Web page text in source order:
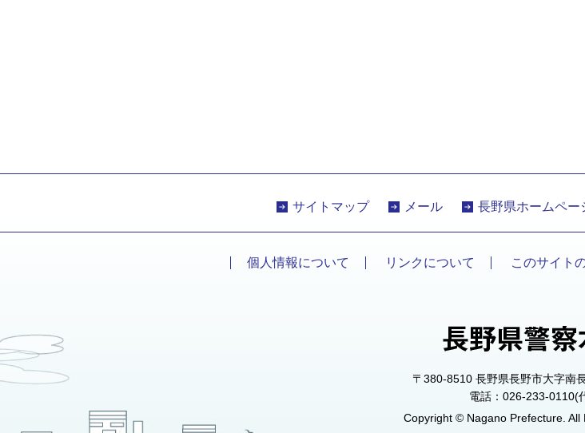
サイトマップ メール 長野県ホームペー
個人情報について リンクについて このサイト
〒380-8510 長野県長野市大字南
電話：026-233-0110(
Copyright © Nagano Prefecture. All